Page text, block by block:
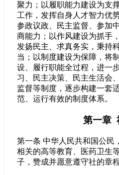
聚力；以履职能力建设为支
工作，发挥自身人才智力优
参政议政、民主监督、参加
商能力；以作风建设为抓手
发扬民主、求真务实，秉持
当；以制度建设为保障，将
设、履行职能全过程，进一
习、民主决策、民主生活会
监督等制度，逐步构建一套
范、运行有效的制度体系。
第一章
第一条 中华人民共和国公民
相关的高等教育、医药卫生
子，赞成并愿意遵守社的章